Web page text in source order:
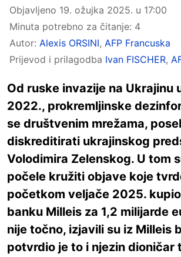
Objavljeno 19. ožujka 2025. u 17:00
Minuta potrebno za čitanje: 4
Autor: Alexis ORSINI, AFP Francuska
Prijevod i prilagodba Ivan FISCHER,
Od ruske invazije na Ukrajinu
2022., prokremljinske
se društvenim mrežama,
diskreditirati ukrajinskog
Volodimira Zelenskog. U tom
počele kružiti objave koje
početkom veljače 2025.
banku Milleis za 1,2 milijarde
nije točno, izjavili su iz Milleis
potvrdio je to i njezin dioničar